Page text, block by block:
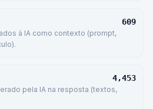
609
à IA como contexto (prompt,
4,453
pela IA na resposta (textos,